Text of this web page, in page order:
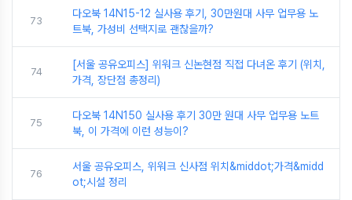
73
다오북 14N15-12 실사용 후기, 30만원대 사무 업무용 노
트북, 가성비 선택지로 괜찮을까?
74
[서울 공유오피스] 위워크 신논현점 직접 다녀온 후기 (위치,
가격, 장단점 총정리)
75
다오북 14N150 실사용 후기 30만 원대 사무 업무용 노트
북, 이 가격에 이런 성능이?
76
서울 공유오피스, 위워크 신사점 위치&middot;가격&midd
ot;시설 정리